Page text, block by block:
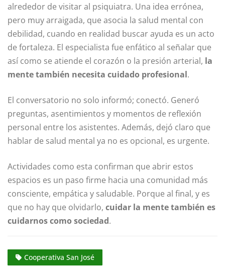
alrededor de visitar al psiquiatra. Una idea errónea,
pero muy arraigada, que asocia la salud mental con
debilidad, cuando en realidad buscar ayuda es un acto
de fortaleza. El especialista fue enfático al señalar que
así como se atiende el corazón o la presión arterial, la
mente también necesita cuidado profesional.
El conversatorio no solo informó; conectó. Generó
preguntas, asentimientos y momentos de reflexión
personal entre los asistentes. Además, dejó claro que
hablar de salud mental ya no es opcional, es urgente.
Actividades como esta confirman que abrir estos
espacios es un paso firme hacia una comunidad más
consciente, empática y saludable. Porque al final, y es
que no hay que olvidarlo, cuidar la mente también es
cuidarnos como sociedad.
Cooperativa San José